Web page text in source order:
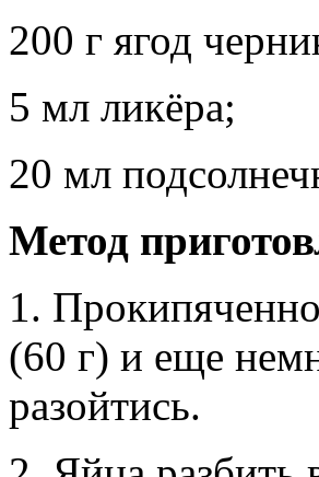
200 г ягод
5 мл ликёра;
20 мл
Метод
1.
(60 г) и еще
разойтись.